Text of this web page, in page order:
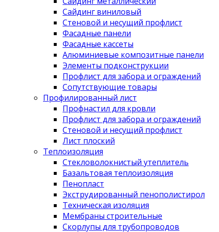
Сайдинг виниловый
Стеновой и несущий профлист
Фасадные панели
Фасадные кассеты
Алюминиевые композитные панели
Элементы подконструкции
Профлист для забора и ограждений
Сопутствующие товары
Профилированный лист
Профнастил для кровли
Профлист для забора и ограждений
Стеновой и несущий профлист
Лист плоский
Теплоизоляция
Стекловолокнистый утеплитель
Базальтовая теплоизоляция
Пенопласт
Экструдированный пенополистирол
Техническая изоляция
Мембраны строительные
Скорлупы для трубопроводов